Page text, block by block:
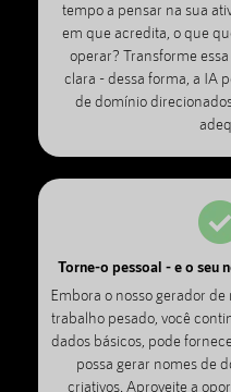
tempo a pensar na sua
em que acredita, o que
operar? Transforme
clara - dessa forma, a IA
de domínio
Torne-o pessoal - e o seu
Embora o nosso gerador
trabalho pesado, você
dados básicos, pode
possa gerar nomes de
criativos. Aproveite a